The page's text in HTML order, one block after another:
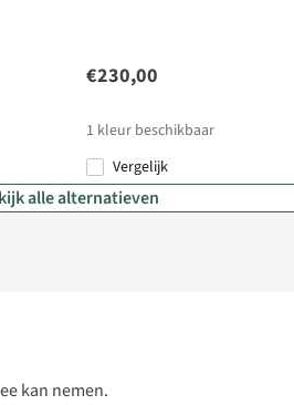
€230,00
1 kleur beschikbaar
Vergelijk
alle alternatieven
kan nemen.